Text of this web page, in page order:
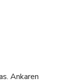
Ankaren